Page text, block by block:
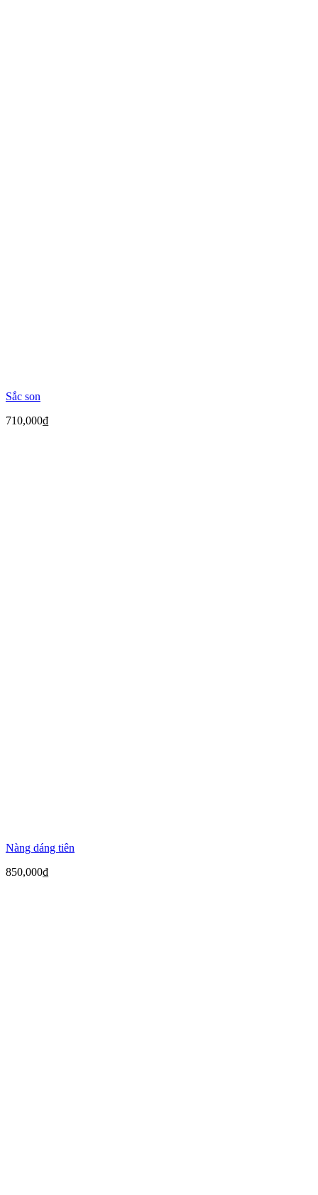
Sắc son
710,000₫
Nàng dáng tiên
850,000₫